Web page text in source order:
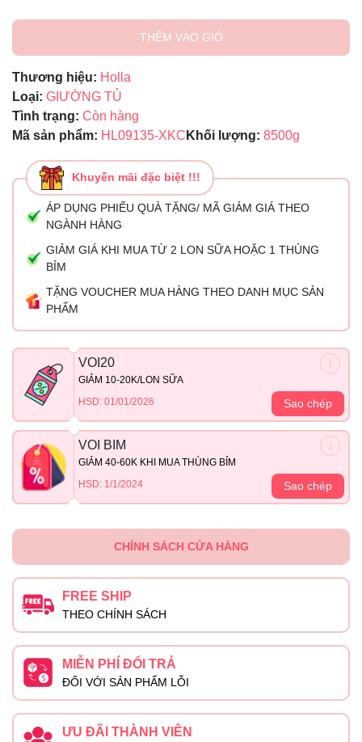
THÊM VÀO GIỎ
Thương hiệu: Holla
Loại: GIƯỜNG TỦ
Tình trạng: Còn hàng
Mã sản phẩm: HL09135-XKC Khối lượng: 8500g
Khuyến mãi đặc biệt !!!
ÁP DỤNG PHIẾU QUÀ TẶNG/ MÃ GIẢM GIÁ THEO
NGÀNH HÀNG
GIẢM GIÁ KHI MUA TỪ 2 LON SỮA HOẶC 1 THÙNG
BỈM
TẶNG VOUCHER MUA HÀNG THEO DANH MỤC SẢN
PHẨM
VOI20
GIẢM 10-20K/LON SỮA
HSD: 01/01/2026
Sao chép
VOI BIM
GIẢM 40-60K KHI MUA THÙNG BỈM
HSD: 1/1/2024
Sao chép
CHÍNH SÁCH CỬA HÀNG
FREE SHIP
THEO CHÍNH SÁCH
MIỄN PHÍ ĐỔI TRẢ
ĐỐI VỚI SẢN PHẨM LỖI
ƯU ĐÃI THÀNH VIÊN